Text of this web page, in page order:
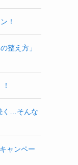
！
整え方」
く…そんな
ャンペー